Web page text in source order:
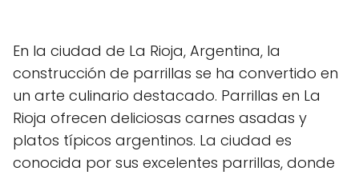
En la ciudad de La Rioja, Argentina, la
construcción de parrillas se ha convertido en
un arte culinario destacado. Parrillas en La
Rioja ofrecen deliciosas carnes asadas y
platos típicos argentinos. La ciudad es
conocida por sus excelentes parrillas, donde